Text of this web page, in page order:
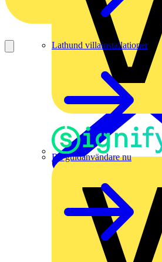
Lathund villainstallationer
Bli guldanvändare nu